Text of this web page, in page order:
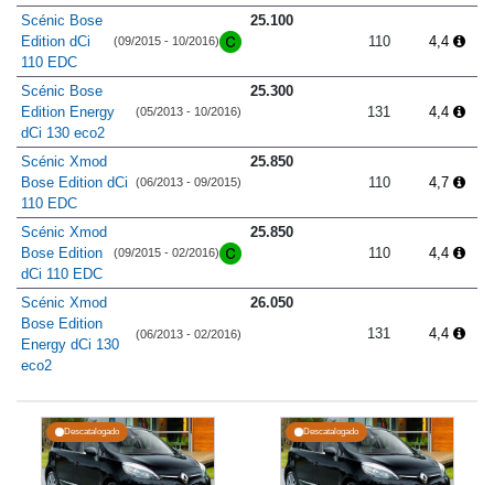
Scénic Bose
Edition dCi
110 EDC
(09/2015 - 10/2016)
25.100
110
4,4
Scénic Bose
Edition Energy
dCi 130 eco2
(05/2013 - 10/2016)
25.300
131
4,4
Scénic Xmod
Bose Edition dCi
110 EDC
(06/2013 - 09/2015)
25.850
110
4,7
Scénic Xmod
Bose Edition
dCi 110 EDC
(09/2015 - 02/2016)
25.850
110
4,4
Scénic Xmod
Bose Edition
Energy dCi 130
eco2
(06/2013 - 02/2016)
26.050
131
4,4
Descatalogado Descatalogado